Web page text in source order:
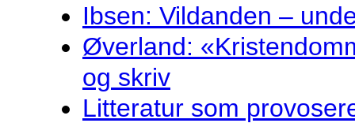
Ibsen: Vildanden –
Øverland:
og skriv
Litteratur som